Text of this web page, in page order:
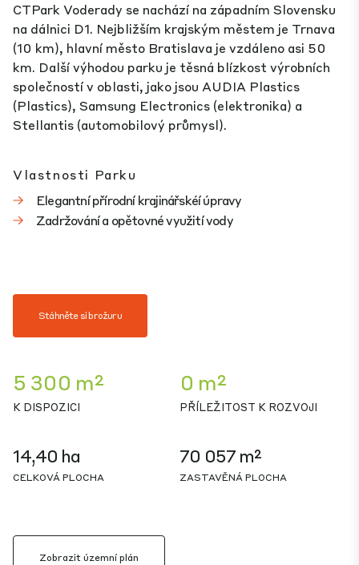
CTPark Voderady se nachází na západním Slovensku
na dálnici D1. Nejbližším krajským městem je Trnava
(10 km), hlavní město Bratislava je vzdáleno asi 50
km. Další výhodou parku je těsná blízkost výrobních
společností v oblasti, jako jsou AUDIA Plastics
(Plastics), Samsung Electronics (elektronika) a
Stellantis (automobilový průmysl).
Vlastnosti Parku
Elegantní přírodní krajinářskéí úpravy
Zadržování a opětovné využití vody
Stáhněte si brožuru
5 300 m²
K DISPOZICI
0 m²
PŘÍLEŽITOST K ROZVOJI
14,40 ha
CELKOVÁ PLOCHA
70 057 m²
ZASTAVĚNÁ PLOCHA
Zobrazit územní plán